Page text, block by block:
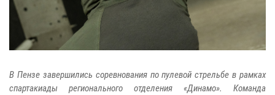
В Пензе завершились соревнования по пулевой стрельбе в рамках
спартакиады регионального отделения «Динамо». Команда